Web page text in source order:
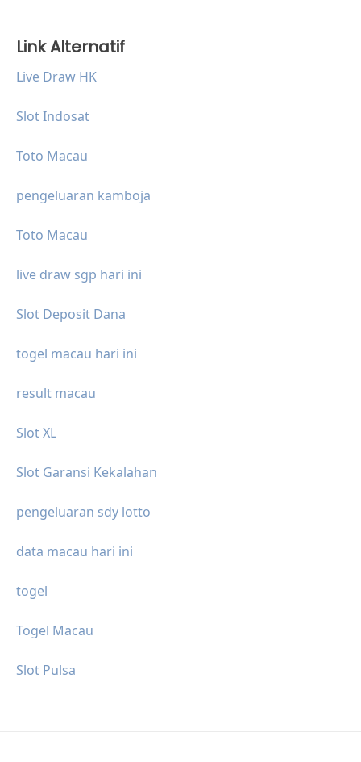
Link Alternatif
Live Draw HK
Slot Indosat
Toto Macau
pengeluaran kamboja
Toto Macau
live draw sgp hari ini
Slot Deposit Dana
togel macau hari ini
result macau
Slot XL
Slot Garansi Kekalahan
pengeluaran sdy lotto
data macau hari ini
togel
Togel Macau
Slot Pulsa